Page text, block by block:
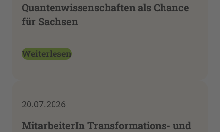
Quantenwissenschaften als Chance
für Sachsen
Weiterlesen
20.07.2026
MitarbeiterIn Transformations- und